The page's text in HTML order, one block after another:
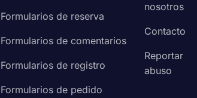
Formularios de reserva
Formularios de comentarios
Formularios de registro
Formularios de pedido
nosotros
Contacto
Reportar
abuso